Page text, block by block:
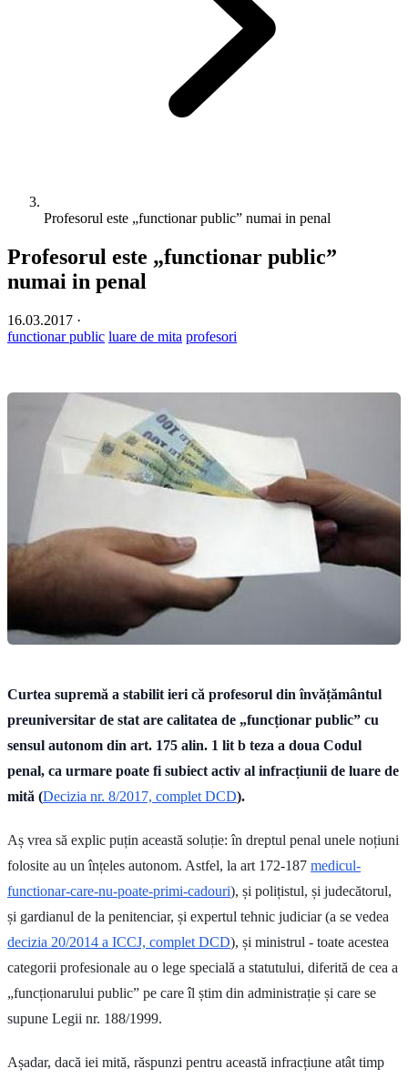
Profesorul este „functionar public” numai in penal
Profesorul este „functionar public”
numai in penal
16.03.2017 ·
functionar public luare de mita profesori
Curtea supremă a stabilit ieri că profesorul din învățământul
preuniversitar de stat are calitatea de „funcționar public” cu
sensul autonom din art. 175 alin. 1 lit b teza a doua Codul
penal, ca urmare poate fi subiect activ al infracțiunii de luare de
mită (Decizia nr. 8/2017, complet DCD).
Aș vrea să explic puțin această soluție: în dreptul penal unele noțiuni
folosite au un înțeles autonom. Astfel, la art 172-187 medicul-
functionar-care-nu-poate-primi-cadouri), și polițistul, și judecătorul,
și gardianul de la penitenciar, și expertul tehnic judiciar (a se vedea
decizia 20/2014 a ICCJ, complet DCD), și ministrul - toate acestea
categorii profesionale au o lege specială a statutului, diferită de cea a
„funcționarului public” pe care îl știm din administrație și care se
supune Legii nr. 188/1999.
Așadar, dacă iei mită, răspunzi pentru această infracțiune atât timp